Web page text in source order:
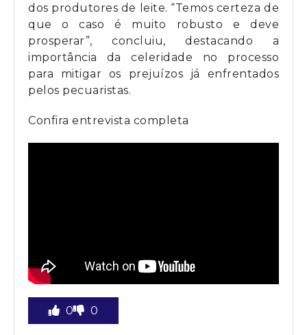
dos produtores de leite. “Temos certeza de
que o caso é muito robusto e deve
prosperar”, concluiu, destacando a
importância da celeridade no processo
para mitigar os prejuízos já enfrentados
pelos pecuaristas.
Confira entrevista completa
0 0